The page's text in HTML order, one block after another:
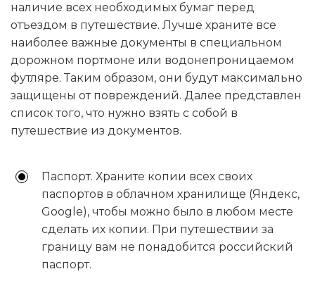
наличие всех необходимых бумаг перед
отъездом в путешествие. Лучше храните все
наиболее важные документы в специальном
дорожном портмоне или водонепроницаемом
футляре. Таким образом, они будут максимально
защищены от повреждений. Далее представлен
список того, что нужно взять с собой в
путешествие из документов.
Паспорт. Храните копии всех своих
паспортов в облачном хранилище (Яндекс,
Google), чтобы можно было в любом месте
сделать их копии. При путешествии за
границу вам не понадобится российский
паспорт.